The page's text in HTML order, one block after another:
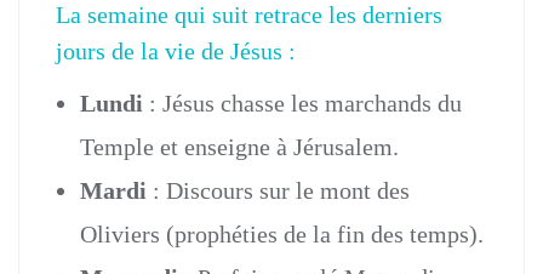
La semaine qui suit retrace les derniers
jours de la vie de Jésus :
Lundi : Jésus chasse les marchands du
Temple et enseigne à Jérusalem.
Mardi : Discours sur le mont des
Oliviers (prophéties de la fin des temps).